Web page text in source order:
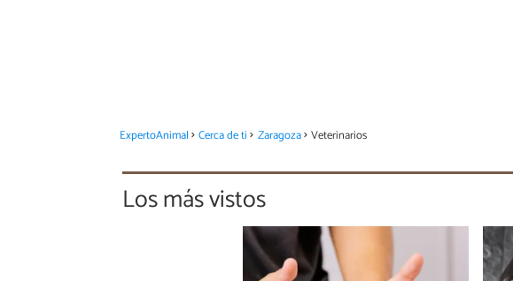
ExpertoAnimal Cerca de ti Zaragoza Veterinarios
Los más vistos